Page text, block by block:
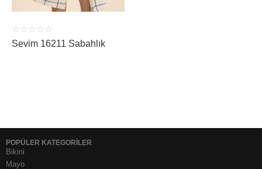
☆ ☆ ☆ ☆ ☆
Sevim 16211 Sabahlık
POPÜLER KATEGORİLER
Bikini
Mayo